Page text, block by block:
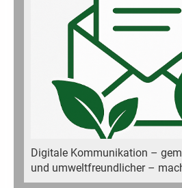
Digitale Kommunikation –
und umweltfreundlicher –